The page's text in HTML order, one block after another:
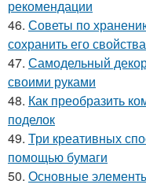
рекомендации
46. Советы по
сохранить его свойства
47. Самодельный декор
своими руками
48. Как преобразить
поделок
49. Три креативных
помощью бумаги
50. Основные